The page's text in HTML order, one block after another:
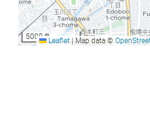
5000 ftLeaflet |Map data ©